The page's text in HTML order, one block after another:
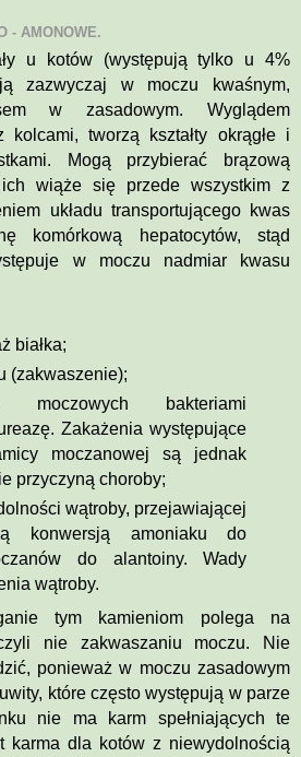
- AMONOWE.
u kotów (występują tylko u 4%
zazwyczaj w moczu kwaśnym,
w zasadowym. Wyglądem
kolcami, tworzą kształty okrągłe i
Mogą przybierać brązową
ich wiąże się przede wszystkim z
układu transportującego kwas
komórkową hepatocytów, stąd
w moczu nadmiar kwasu
białka;
(zakwaszenie);
moczowych bakteriami
Zakażenia występujące
moczanowej są jednak
przyczyną choroby;
wątroby, przejawiającej
konwersją amoniaku do
do alantoiny. Wady
wątroby.
tym kamieniom polega na
nie zakwaszaniu moczu. Nie
ponieważ w moczu zasadowym
które często występują w parze
nie ma karm spełniających te
karma dla kotów z niewydolnością